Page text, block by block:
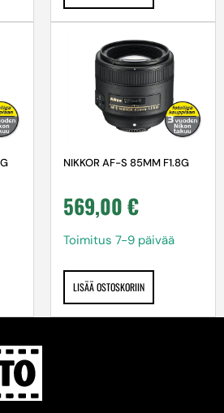
NIKKOR AF-S 85MM F1.8G
569,00€
Toimitus 7-9 päivää
LISÄÄ OSTOSKORIIN